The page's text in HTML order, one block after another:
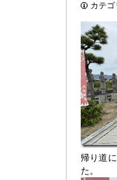
カテゴ
帰り道
た。